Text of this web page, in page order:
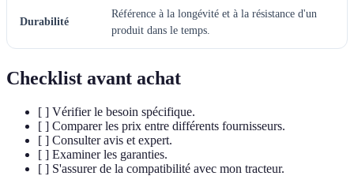
Durabilité
Référence à la longévité et à la résistance d'un
produit dans le temps.
Checklist avant achat
[ ] Vérifier le besoin spécifique.
[ ] Comparer les prix entre différents fournisseurs.
[ ] Consulter avis et expert.
[ ] Examiner les garanties.
[ ] S'assurer de la compatibilité avec mon tracteur.